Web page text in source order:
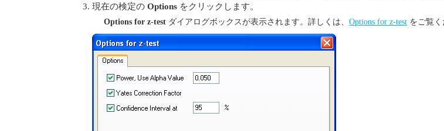
現在の検定の Options をクリックします。
Options for z-test ダイアログボックスが表示されます。詳しくは、Options for z-test をご覧く